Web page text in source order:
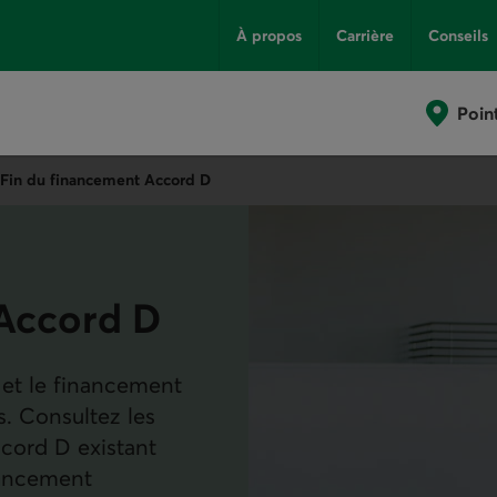
À propos Carrière Conseils
Fin du financement Accord D
D
le financement
Consultez les
D existant